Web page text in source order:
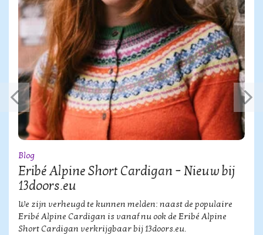
Blog
Eribé Alpine Short Cardigan – Nieuw bij
13doors.eu
We zijn verheugd te kunnen melden: naast de populaire
Eribé Alpine Cardigan is vanaf nu ook de Eribé Alpine
Short Cardigan verkrijgbaar bij 13doors.eu.